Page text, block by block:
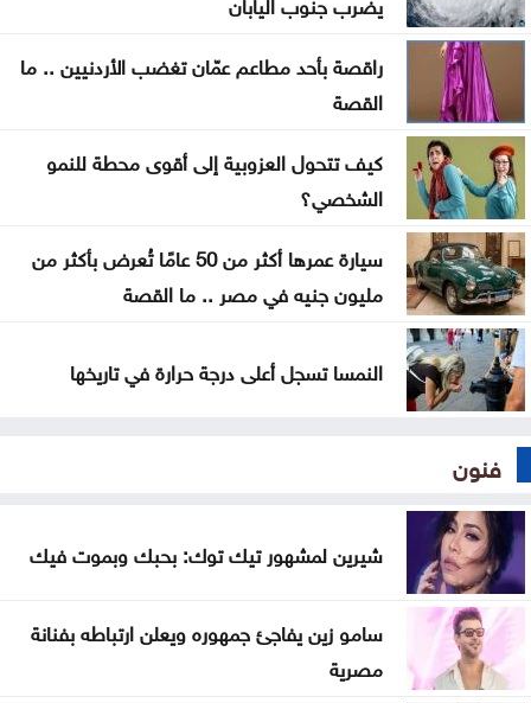
وسبل إنهاء التصعيد
اضطرابات جوية موسمية تضرب مناطق عربية خلال
الأيام المقبلة
راقصة بأحد مطاعم عمّان تغضب الأردنيين .. ما
القصة
كيف تتحول العزوبية إلى أقوى محطة للنمو
الشخصي؟
سيارة عمرها أكثر من 50 عامًا تُعرض بأكثر من
مليون جنيه في مصر .. ما القصة
النمسا تسجل أعلى درجة حرارة في تاريخها
فنون
شيرين لمشهور تيك توك: بحبك وبموت فيك
سامو زين يفاجئ جمهوره ويعلن ارتباطه بفنانة
مصرية